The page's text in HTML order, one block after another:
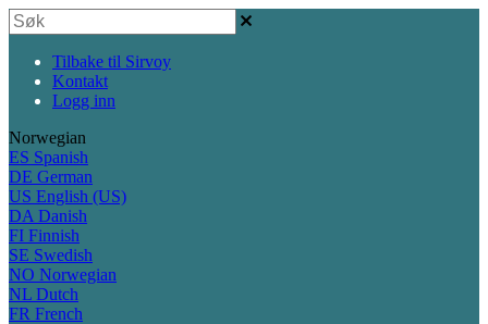
Tilbake til Sirvoy
Kontakt
Logg inn
Norwegian
ES Spanish
DE German
US English (US)
DA Danish
FI Finnish
SE Swedish
NO Norwegian
NL Dutch
FR French